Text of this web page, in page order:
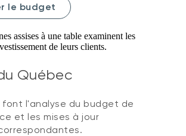
le budget
Québec
font l'analyse du budget de
et les mises à jour